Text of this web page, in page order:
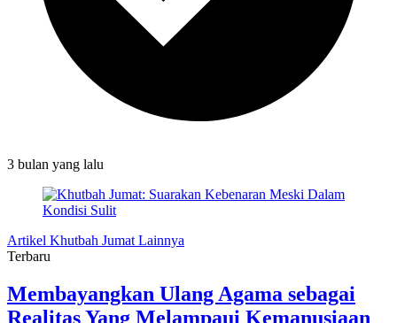
3 bulan yang lalu
Artikel Khutbah Jumat Lainnya
Terbaru
Membayangkan Ulang Agama sebagai
Realitas Yang Melampaui Kemanusiaan